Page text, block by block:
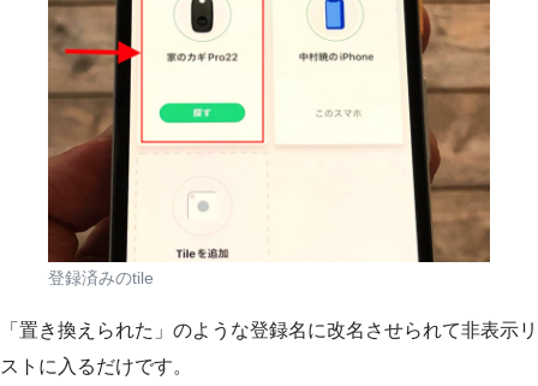
登録済みのtile
「置き換えられた」のような登録名に改名させられて非表示リ
ストに入るだけです。